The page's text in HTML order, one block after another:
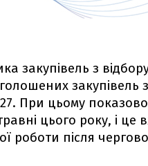
закупівель з
При цьому
цього року, і це
роботи після